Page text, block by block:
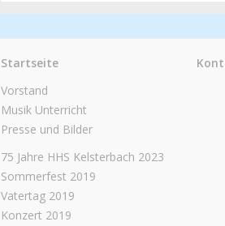
Startseite
Vorstand
Musik Unterricht
Presse und Bilder
75 Jahre HHS Kelsterbach 2023
Sommerfest 2019
Vatertag 2019
Konzert 2019